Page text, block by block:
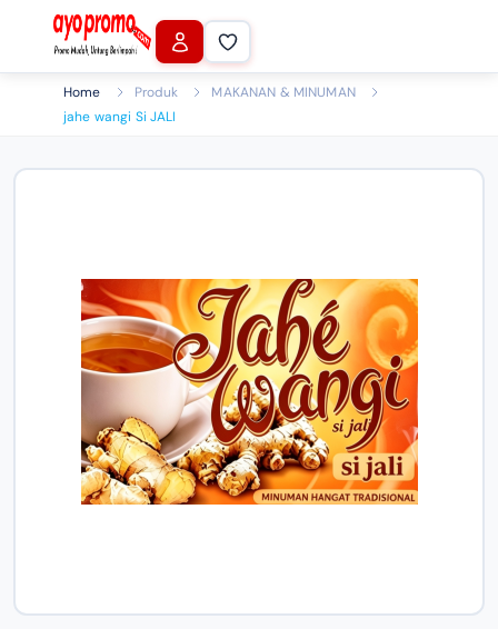
Home Produk
MAKANAN & MINUMAN
jahe wangi Si JALI